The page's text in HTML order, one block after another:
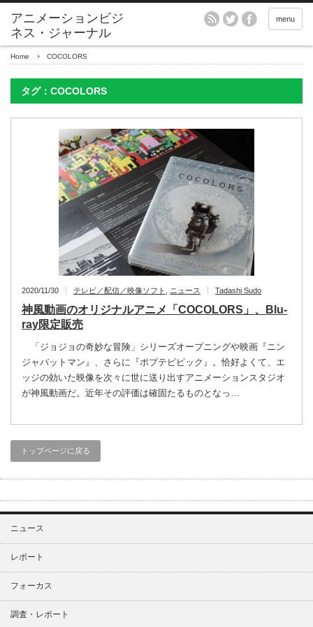
アニメーションビジ
ネス・ジャーナル
menu
Home COCOLORS
タグ：COCOLORS
2020/11/30 テレビ／配信／映像ソフト ニュース Tadashi Sudo
神風動画のオリジナルアニメ「COCOLORS」、Blu-
ray限定販売
「ジョジョの奇妙な冒険」シリーズオープニングや映画『ニン
ジャバットマン』、さらに『ポプテピピック』。恰好よくて、エ
ッジの効いた映像を次々に世に送り出すアニメーションスタジオ
が神風動画だ。近年その評価は確固たるものとなっ…
トップページに戻る
ニュース
レポート
フォーカス
調査・レポート